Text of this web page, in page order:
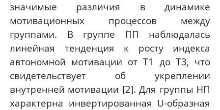
значимые различия в динамике
мотивационных процессов между
группами. В группе ПП наблюдалась
линейная тенденция к росту индекса
автономной мотивации от Т1 до Т3, что
свидетельствует об укреплении
внутренней мотивации [2]. Для группы НП
характерна инвертированная U-образная